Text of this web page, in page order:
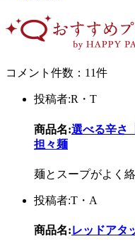
コメント件数：11件
投稿者:R・T
商品名:選べる辛さ
担々麺
麺とスープがよく
投稿者:T・A
商品名:レッドアタ